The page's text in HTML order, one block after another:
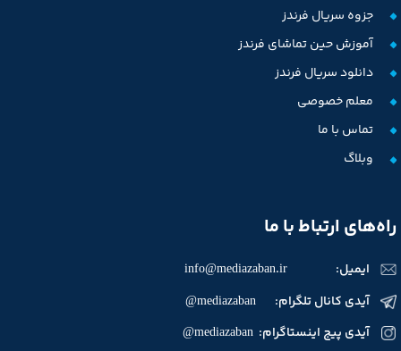
★★★★★
جزوه سریال فرندز
آموزش حین تماشای فرندز
دانلود سریال فرندز
معلم خصوصی
تماس با ما
وبلاگ
راه‌های ارتباط با ما
ایمیل: info@mediazaban.ir
آیدی کانال تلگرام: mediazaban@
آیدی پیج اینستاگرام: mediazaban@